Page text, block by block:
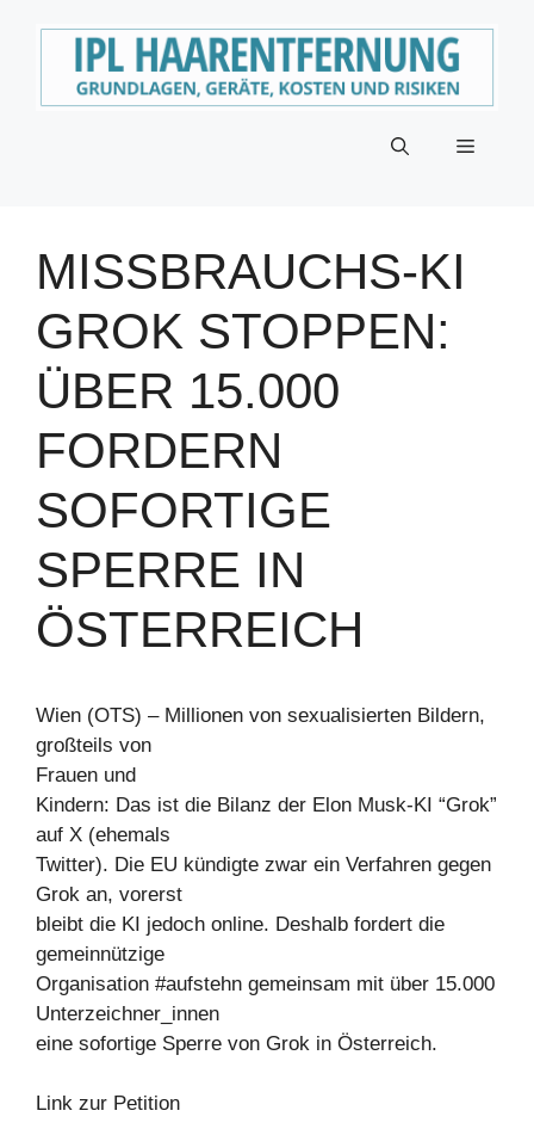
Menü
MISSBRAUCHS-KI
GROK STOPPEN:
ÜBER 15.000
FORDERN
SOFORTIGE
SPERRE IN
ÖSTERREICH
Wien (OTS) – Millionen von sexualisierten Bildern,
großteils von
Frauen und
Kindern: Das ist die Bilanz der Elon Musk-KI “Grok”
auf X (ehemals
Twitter). Die EU kündigte zwar ein Verfahren gegen
Grok an, vorerst
bleibt die KI jedoch online. Deshalb fordert die
gemeinnützige
Organisation #aufstehn gemeinsam mit über 15.000
Unterzeichner_innen
eine sofortige Sperre von Grok in Österreich.
Link zur Petition